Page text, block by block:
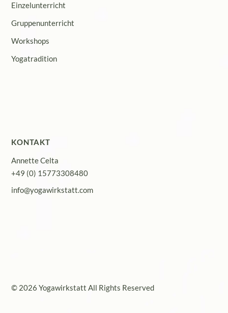
Einzelunterricht
Gruppenunterricht
Workshops
Yogatradition
KONTAKT
Annette Celta
+49 (0) 15773308480
info@yogawirkstatt.com
© 2026 Yogawirkstatt All Rights Reserved